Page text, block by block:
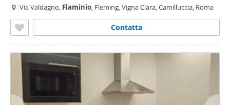
Via Valdagno, Flaminio, Fleming, Vigna Clara, Camilluccia, Roma
Contatta